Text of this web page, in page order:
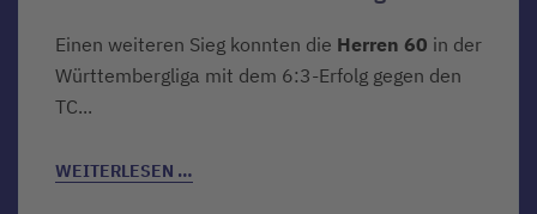
Einen weiteren Sieg konnten die Herren 60 in der
Württembergliga mit dem 6:3-Erfolg gegen den
TC...
WEITERLESEN …